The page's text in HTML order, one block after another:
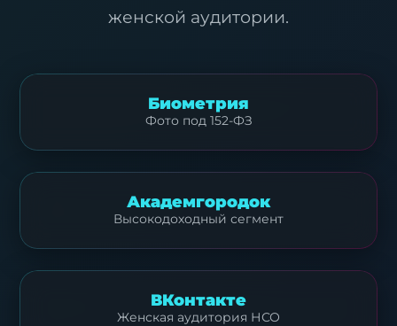
женской аудитории.
Биометрия
Фото под 152-ФЗ
Академгородок
Высокодоходный сегмент
ВКонтакте
Женская аудитория НСО